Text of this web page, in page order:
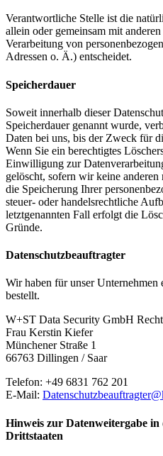
Verantwortliche Stelle ist die
allein oder gemeinsam mit
Verarbeitung von
Adressen o. Ä.) entscheidet.
Speicherdauer
Soweit innerhalb dieser
Speicherdauer genannt wurde,
Daten bei uns, bis der Zweck für
Wenn Sie ein berechtigtes
Einwilligung zur
gelöscht, sofern wir keine
die Speicherung Ihrer
steuer- oder handelsrechtliche
letztgenannten Fall erfolgt die
Gründe.
Datenschutz­beauftragter
Wir haben für unser Unternehmen
bestellt.
W+ST Data Security GmbH
Frau Kerstin Kiefer
Münchener Straße 1
66763 Dillingen / Saar
Telefon: +49 6831 762 201
E-Mail:
Hinweis zur Datenweitergabe in
Drittstaaten